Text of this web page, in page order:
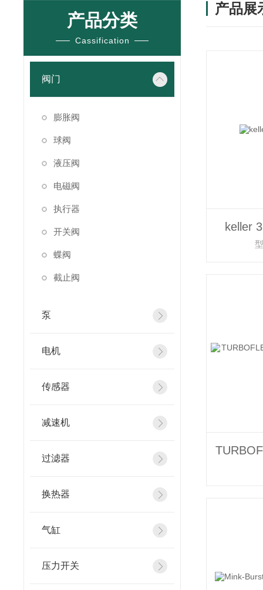
产品分类
Cassification
阀门
膨胀阀
球阀
液压阀
电磁阀
执行器
开关阀
蝶阀
截止阀
泵
电机
传感器
减速机
过滤器
换热器
气缸
压力开关
产品展
keller